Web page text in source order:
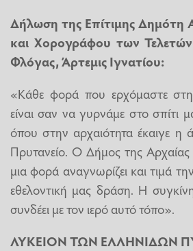
Δήλωση της Επίτιμης Δημότη
και Χορογράφου των
Φλόγας, Άρτεμις Ιγνατίου:
«Κάθε φορά που ερχόμαστε
είναι σαν να γυρνάμε στο σπίτι
όπου στην αρχαιότητα έκαιγε
Πρυτανείο. Ο Δήμος της
μια φορά αναγνωρίζει και τιμά
εθελοντική μας δράση. Η
συνδέει με τον ιερό αυτό τόπο».
ΛΥΚΕΙΟΝ ΤΩΝ ΕΛΛΗΝΙΔΩΝ